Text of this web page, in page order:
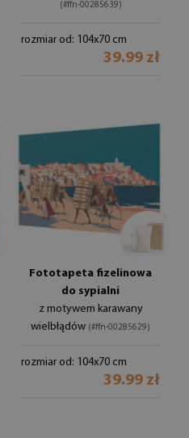
(#ffn-00285639)
rozmiar od: 104x70 cm
39.99 zł
Fototapeta fizelinowa
do sypialni
z motywem karawany
wielbłądów (#ffn-00285629)
rozmiar od: 104x70 cm
39.99 zł